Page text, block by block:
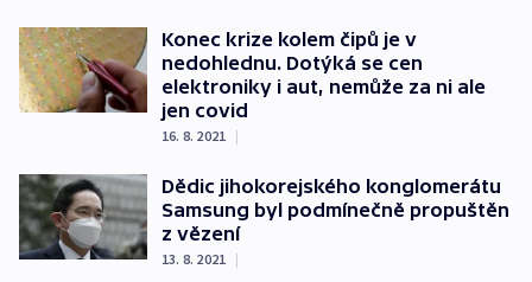
Konec krize kolem čipů je v
nedohlednu. Dotýká se cen
elektroniky i aut, nemůže za ni ale
jen covid
16. 8. 2021 |
Dědic jihokorejského konglomerátu
Samsung byl podmínečně propuštěn
z vězení
13. 8. 2021 |